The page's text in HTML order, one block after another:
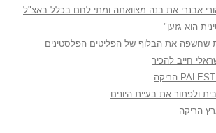
אבנרי את בנה מצוואתה ומתי לחם בכלל באצ"ל
הוא גזען"
שחשפה את הבלוף של הפליטים הפלסטינים
חייב להכיר
ולפתור את בעיית היונים
הריקה